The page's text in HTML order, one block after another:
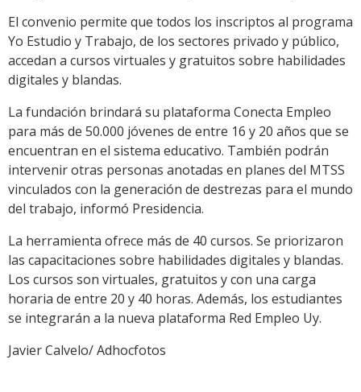
El convenio permite que todos los inscriptos al programa
Yo Estudio y Trabajo, de los sectores privado y público,
accedan a cursos virtuales y gratuitos sobre habilidades
digitales y blandas.
La fundación brindará su plataforma Conecta Empleo
para más de 50.000 jóvenes de entre 16 y 20 años que se
encuentran en el sistema educativo. También podrán
intervenir otras personas anotadas en planes del MTSS
vinculados con la generación de destrezas para el mundo
del trabajo, informó Presidencia.
La herramienta ofrece más de 40 cursos. Se priorizaron
las capacitaciones sobre habilidades digitales y blandas.
Los cursos son virtuales, gratuitos y con una carga
horaria de entre 20 y 40 horas. Además, los estudiantes
se integrarán a la nueva plataforma Red Empleo Uy.
Javier Calvelo/ Adhocfotos